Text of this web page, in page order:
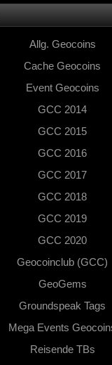
Allg. Geocoins
Cache Geocoins
Event Geocoins
GCC 2014
GCC 2015
GCC 2016
GCC 2017
GCC 2018
GCC 2019
GCC 2020
Geocoinclub (GCC)
GeoGems
Groundspeak Tags
Mega Events
Reisende TBs